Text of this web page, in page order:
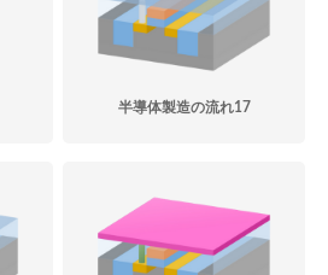
半導体製造の流れ17